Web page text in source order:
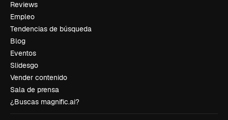
Reviews
Empleo
Tendencias de búsqueda
Blog
Eventos
Slidesgo
Vender contenido
Sala de prensa
¿Buscas magnific.ai?